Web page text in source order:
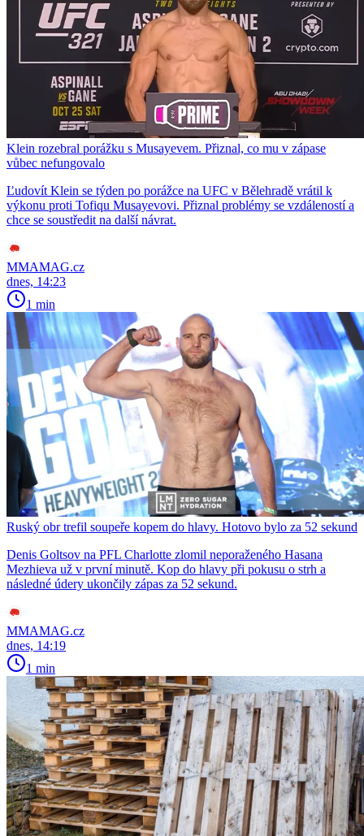
Klein rozebral porážku s Musayevem. Přiznal, co mu v zápase
vůbec nefungovalo
Ľudovít Klein se týden po porážce na UFC v Bělehradě vrátil k
výkonu proti Tofiqu Musayevovi. Přiznal problémy se vzdáleností a
chce se soustředit na další návrat.
MMAMAG.cz
dnes, 14:23
1 min
Ruský obr trefil soupeře kopem do hlavy. Hotovo bylo za 52 sekund
Denis Goltsov na PFL Charlotte zlomil neporaženého Hasana
Mezhieva už v první minutě. Kop do hlavy při pokusu o strh a
následné údery ukončily zápas za 52 sekund.
MMAMAG.cz
dnes, 14:19
1 min